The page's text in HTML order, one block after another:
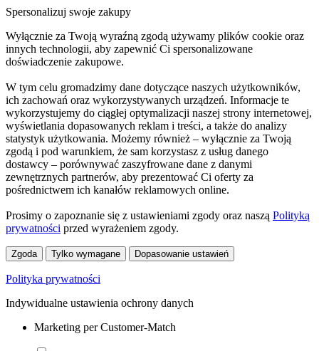
Spersonalizuj swoje zakupy
Wyłącznie za Twoją wyraźną zgodą używamy plików cookie oraz
innych technologii, aby zapewnić Ci spersonalizowane
doświadczenie zakupowe.
W tym celu gromadzimy dane dotyczące naszych użytkowników,
ich zachowań oraz wykorzystywanych urządzeń. Informacje te
wykorzystujemy do ciągłej optymalizacji naszej strony internetowej,
wyświetlania dopasowanych reklam i treści, a także do analizy
statystyk użytkowania. Możemy również – wyłącznie za Twoją
zgodą i pod warunkiem, że sam korzystasz z usług danego
dostawcy – porównywać zaszyfrowane dane z danymi
zewnętrznych partnerów, aby prezentować Ci oferty za
pośrednictwem ich kanałów reklamowych online.
Prosimy o zapoznanie się z ustawieniami zgody oraz naszą Polityką
prywatności przed wyrażeniem zgody.
Zgoda Tylko wymagane Dopasowanie ustawień
Polityka prywatności
Indywidualne ustawienia ochrony danych
Marketing per Customer-Match